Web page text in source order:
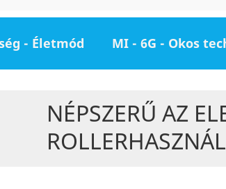
- Életmód MI - 6G - Okos
NÉPSZERŰ AZ